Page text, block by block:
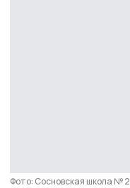
Фото: Сосновская школа № 2